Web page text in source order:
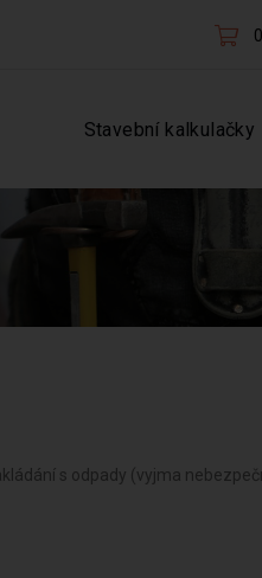
Stavební kalkulačky
s odpady (vyjma